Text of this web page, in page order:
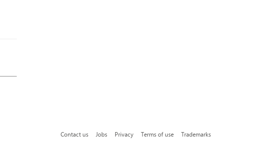
Contact us Jobs Privacy Terms of use Trademarks